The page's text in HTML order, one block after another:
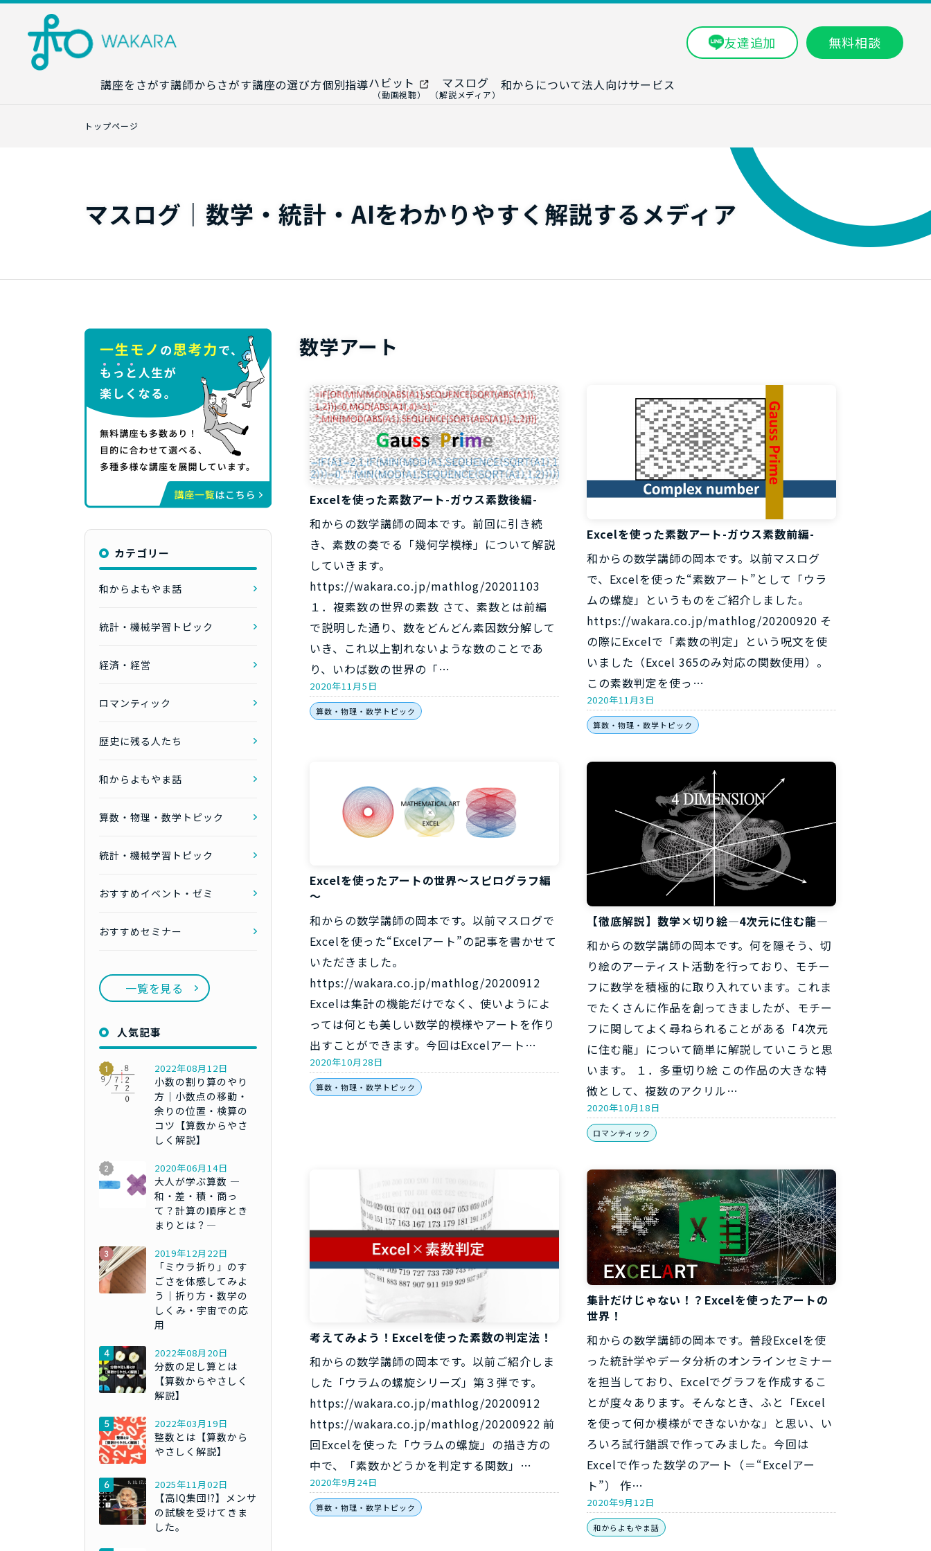
友達追加 無料相談
講座をさがす講師からさがす講座の選び方
数学講座マップ
個別指導
和からジュニア
（小・中学生）
ハビット
（動画視聴）
マスログ
（解説メディア）
和からについて法人向けサービス
修
AI顧問サービス
トップページ
マスログ｜数学・統計・AIをわかりやすく解説するメディア
数学アート
Excelを使った素数アート-ガウス素数後編-
和からの数学講師の岡本です。前回に引き続
き、素数の奏でる「幾何学模様」について解説
していきます。
https://wakara.co.jp/mathlog/20201103
１．複素数の世界の素数 さて、素数とは前編
で説明した通り、数をどんどん素因数分解して
いき、これ以上割れないような数のことであ
り、いわば数の世界の「…
2020年11月5日
算数・物理・数学トピック
Excelを使った素数アート-ガウス素数前編-
和からの数学講師の岡本です。以前マスログ
で、Excelを使った“素数アート”として「ウラ
ムの螺旋」というものをご紹介しました。
https://wakara.co.jp/mathlog/20200920 そ
の際にExcelで「素数の判定」という呪文を使
いました（Excel 365のみ対応の関数使用）。
この素数判定を使っ…
2020年11月3日
算数・物理・数学トピック
Excelを使ったアートの世界～スピログラフ編
～
和からの数学講師の岡本です。以前マスログで
Excelを使った“Excelアート”の記事を書かせて
いただきました。
https://wakara.co.jp/mathlog/20200912
Excelは集計の機能だけでなく、使いようによ
っては何とも美しい数学的模様やアートを作り
出すことができます。今回はExcelアート…
2020年10月28日
算数・物理・数学トピック
【徹底解説】数学×切り絵―4次元に住む龍―
和からの数学講師の岡本です。何を隠そう、切
り絵のアーティスト活動を行っており、モチー
フに数学を積極的に取り入れています。これま
でたくさんに作品を創ってきましたが、モチー
フに関してよく尋ねられることがある「4次元
に住む龍」について簡単に解説していこうと思
います。 １．多重切り絵 この作品の大きな特
徴として、複数のアクリル…
2020年10月18日
ロマンティック
考えてみよう！Excelを使った素数の判定法！
和からの数学講師の岡本です。以前ご紹介しま
した「ウラムの螺旋シリーズ」第３弾です。
https://wakara.co.jp/mathlog/20200912
https://wakara.co.jp/mathlog/20200922 前
回Excelを使った「ウラムの螺旋」の描き方の
中で、「素数かどうかを判定する関数」…
2020年9月24日
算数・物理・数学トピック
集計だけじゃない！？Excelを使ったアートの
世界！
和からの数学講師の岡本です。普段Excelを使
った統計学やデータ分析のオンラインセミナー
を担当しており、Excelでグラフを作成するこ
とが度々あります。そんなとき、ふと「Excel
を使って何か模様ができないかな」と思い、い
ろいろ試行錯誤で作ってみました。今回は
Excelで作った数学のアート（＝“Excelアー
ト”） 作…
2020年9月12日
和からよもやま話
カテゴリー
和からよもやま話
統計・機械学習トピック
経済・経営
ロマンティック
歴史に残る人たち
和からよもやま話
算数・物理・数学トピック
統計・機械学習トピック
おすすめイベント・ゼミ
おすすめセミナー
一覧を見る
人気記事
2022年08月12日
小数の割り算のやり
方｜小数点の移動・
余りの位置・検算の
コツ【算数からやさ
しく解説】
2020年06月14日
大人が学ぶ算数 ―
和・差・積・商っ
て？計算の順序とき
まりとは？―
2019年12月22日
「ミウラ折り」のす
ごさを体感してみよ
う｜折り方・数学の
しくみ・宇宙での応
用
2022年08月20日
分数の足し算とは
【算数からやさしく
解説】
2022年03月19日
整数とは【算数から
やさしく解説】
2025年11月02日
【高IQ集団!?】メンサ
の試験を受けてきま
した。